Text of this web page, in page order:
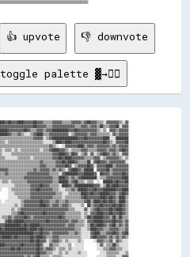
👍 upvote 👎 downvote
toggle palette ▓→✊🏽